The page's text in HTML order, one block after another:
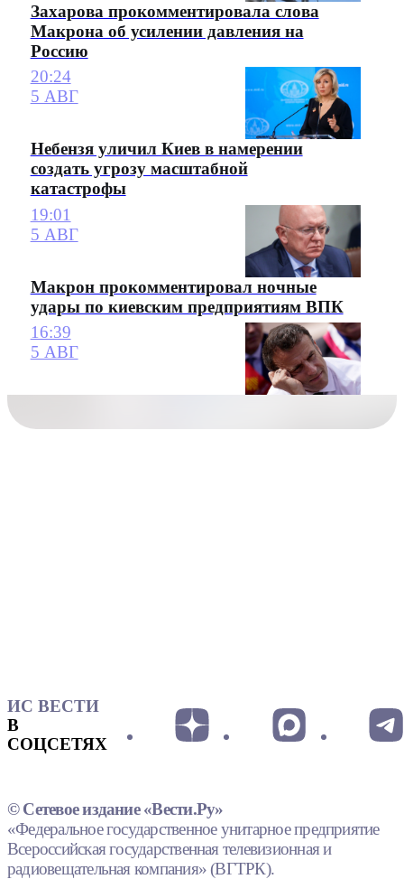
Захарова прокомментировала слова
Макрона об усилении давления на
Россию
20:24
5 АВГ
Небензя уличил Киев в намерении
создать угрозу масштабной
катастрофы
19:01
5 АВГ
Макрон прокомментировал ночные
удары по киевским предприятиям ВПК
16:39
5 АВГ
ИС ВЕСТИ
В
СОЦСЕТЯХ
© Сетевое издание «Вести.Ру»
«Федеральное государственное унитарное предприятие
Всероссийская государственная телевизионная и
радиовещательная компания» (ВГТРК).